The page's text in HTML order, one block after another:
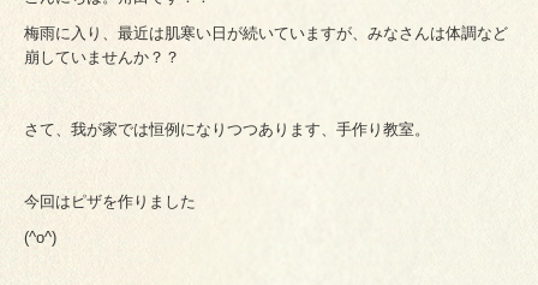
梅雨に入り、最近は肌寒い日が続いていますが、みなさんは体調など
崩していませんか？？
さて、我が家では恒例になりつつあります、手作り教室。
今回はピザを作りました
(^o^)